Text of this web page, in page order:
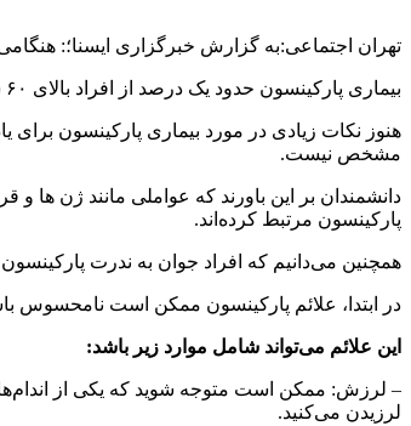
تهران اجتماعی:به گزارش خبرگزاری ایسنا؛:
بیماری پارکینسون حدود یک درصد از افراد بالای ۶۰ سال و پنج درصد از افراد بالای ۸۵ سال را مبتلا می‌کند. این اختلال معمولاً پس از ۶۰ سالگی ظاهر می‌شود.
هنوز نکات زیادی در مورد بیماری پارکینسون برای
مشخص نیست.
دانشمندان بر این باورند که عواملی مانند ژن ها
پارکینسون مرتبط کرده‌اند.
همچنین می‌دانیم که افراد جوان به ندرت
در ابتدا، علائم پارکینسون ممکن است
این علائم می‌تواند شامل موارد زیر باشد:
– لرزش: ممکن است متوجه شوید که یکی از
لرزیدن می‌کنید.